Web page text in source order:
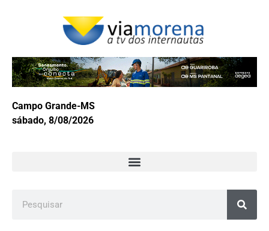
Campo Grande-MS
sábado, 8/08/2026